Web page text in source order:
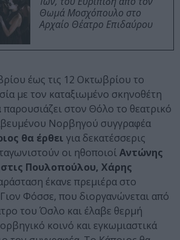
Θωμά Μοσχόπουλο στο
Αρχαίο Θέατρο Επιδαύρου
έως τις 12 Οκτωβρίου το
με τον καταξιωμένο σκηνοθέτη
παρουσιάζει στον Θόλο το θεατρικό
Νορβηγού συγγραφέα
θα έρθει για δεκατέσσερις
οι ηθοποιοίΑντώνης
Πουλοπούλου, Χάρης
έκανε πρεμιέρα στο
Φόσσε, που διοργανώνεται από
του Όσλο και έλαβε θερμή
κοινό και εγκωμιαστικά